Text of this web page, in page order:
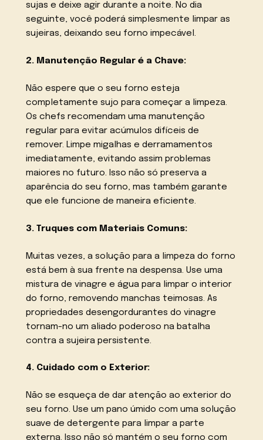
sujas e deixe agir durante a noite. No dia
seguinte, você poderá simplesmente limpar as
sujeiras, deixando seu forno impecável.
2. Manutenção Regular é a Chave:
Não espere que o seu forno esteja
completamente sujo para começar a limpeza.
Os chefs recomendam uma manutenção
regular para evitar acúmulos difíceis de
remover. Limpe migalhas e derramamentos
imediatamente, evitando assim problemas
maiores no futuro. Isso não só preserva a
aparência do seu forno, mas também garante
que ele funcione de maneira eficiente.
3. Truques com Materiais Comuns:
Muitas vezes, a solução para a limpeza do forno
está bem à sua frente na despensa. Use uma
mistura de vinagre e água para limpar o interior
do forno, removendo manchas teimosas. As
propriedades desengordurantes do vinagre
tornam-no um aliado poderoso na batalha
contra a sujeira persistente.
4. Cuidado com o Exterior:
Não se esqueça de dar atenção ao exterior do
seu forno. Use um pano úmido com uma solução
suave de detergente para limpar a parte
externa. Isso não só mantém o seu forno com